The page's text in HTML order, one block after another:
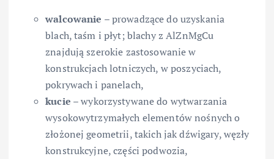
walcowanie – prowadzące do uzyskania
blach, taśm i płyt; blachy z AlZnMgCu
znajdują szerokie zastosowanie w
konstrukcjach lotniczych, w poszyciach,
pokrywach i panelach,
kucie – wykorzystywane do wytwarzania
wysokowytrzymałych elementów nośnych o
złożonej geometrii, takich jak dźwigary, węzły
konstrukcyjne, części podwozia,